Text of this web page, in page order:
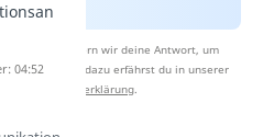
speichern wir deine Antwort, um
Mehr dazu erfährst du in unserer
Datenschutzerklärung.
04:52